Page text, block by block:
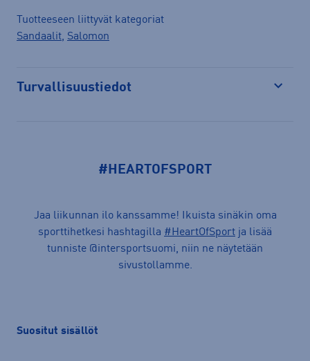
Tuotteeseen liittyvät kategoriat
Sandaalit, Salomon
Turvallisuustiedot
#HEARTOFSPORT
Jaa liikunnan ilo kanssamme! Ikuista sinäkin oma
sporttihetkesi hashtagilla #HeartOfSport ja lisää
tunniste @intersportsuomi, niin ne näytetään
sivustollamme.
Suositut sisällöt